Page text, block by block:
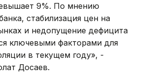
9%. По мнению
стабилизация цен на
и недопущение дефицита
ключевыми факторами для
в текущем году», -
Досаев.